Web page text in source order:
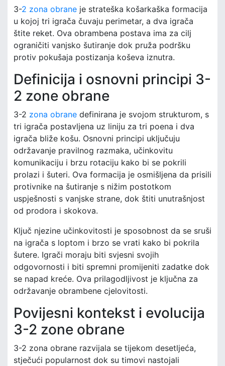
3-2 zona obrane je strateška košarkaška formacija
u kojoj tri igrača čuvaju perimetar, a dva igrača
štite reket. Ova obrambena postava ima za cilj
ograničiti vanjsko šutiranje dok pruža podršku
protiv pokušaja postizanja koševa iznutra.
Definicija i osnovni principi 3-
2 zone obrane
3-2 zona obrane definirana je svojom strukturom, s
tri igrača postavljena uz liniju za tri poena i dva
igrača bliže košu. Osnovni principi uključuju
održavanje pravilnog razmaka, učinkovitu
komunikaciju i brzu rotaciju kako bi se pokrili
prolazi i šuteri. Ova formacija je osmišljena da prisili
protivnike na šutiranje s nižim postotkom
uspješnosti s vanjske strane, dok štiti unutrašnjost
od prodora i skokova.
Ključ njezine učinkovitosti je sposobnost da se sruši
na igrača s loptom i brzo se vrati kako bi pokrila
šutere. Igrači moraju biti svjesni svojih
odgovornosti i biti spremni promijeniti zadatke dok
se napad kreće. Ova prilagodljivost je ključna za
održavanje obrambene cjelovitosti.
Povijesni kontekst i evolucija
3-2 zone obrane
3-2 zona obrane razvijala se tijekom desetljeća,
stječući popularnost dok su timovi nastojali